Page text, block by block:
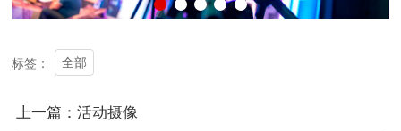
标签： 全部
上一篇：活动摄像